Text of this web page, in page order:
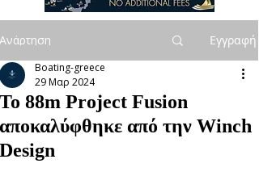
Ανάρτηση Εγγραφή
Το 88m Project Fusion
αποκαλύφθηκε από την Winch
Design
Boating-greece
29 Μαρ 2024